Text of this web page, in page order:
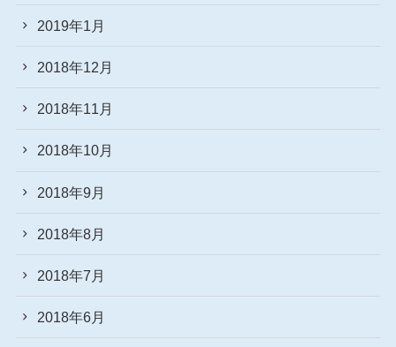
2019年1月
2018年12月
2018年11月
2018年10月
2018年9月
2018年8月
2018年7月
2018年6月